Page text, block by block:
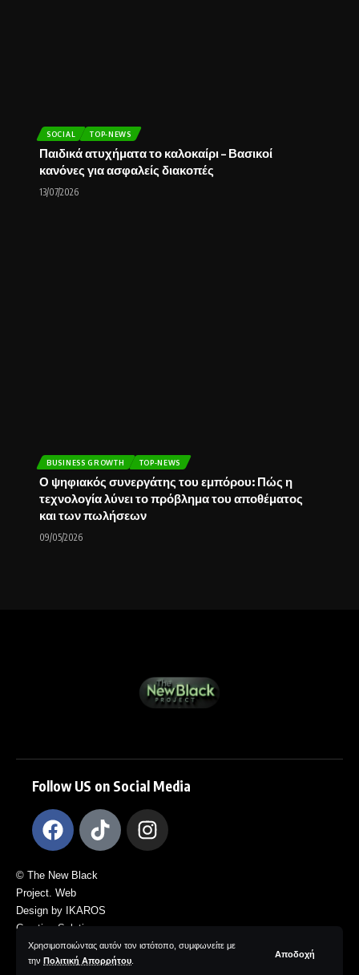
Χρησιμοποιώντας αυτόν τον ιστότοπο, συμφωνείτε με
την Πολιτική Απορρήτου
Αποδοχή
SOCIAL TOP-NEWS
Παιδικά ατυχήματα το καλοκαίρι – Βασικοί
κανόνες για ασφαλείς διακοπές
13/07/2026
BUSINESS GROWTH TOP-NEWS
Ο ψηφιακός συνεργάτης του εμπόρου: Πώς η
τεχνολογία λύνει το πρόβλημα του αποθέματος
και των πωλήσεων
09/05/2026
Follow US on Social Media
© The New Black
Project. Web
Design by IKAROS
Creative Solutions.
All Rights
Reserved.